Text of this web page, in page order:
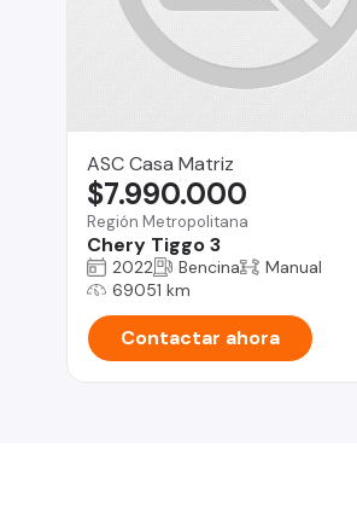
ASC Casa Matriz
Región Metropolitana
Chery Tiggo 3
$7.990.000
2022 Bencina
Manual
69051 km
Contactar ahora